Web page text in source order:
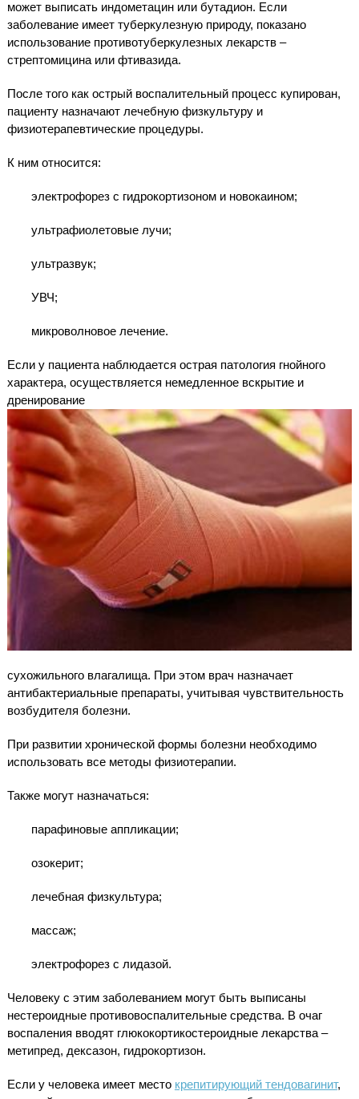
может выписать индометацин или бутадион. Если
заболевание имеет туберкулезную природу, показано
использование противотуберкулезных лекарств –
стрептомицина или фтивазида.
После того как острый воспалительный процесс купирован,
пациенту назначают лечебную физкультуру и
физиотерапевтические процедуры.
К ним относится:
электрофорез с гидрокортизоном и новокаином;
ультрафиолетовые лучи;
ультразвук;
УВЧ;
микроволновое лечение.
Если у пациента наблюдается острая патология гнойного
характера, осуществляется немедленное вскрытие и
дренирование
сухожильного влагалища. При этом врач назначает
антибактериальные препараты, учитывая чувствительность
возбудителя болезни.
При развитии хронической формы болезни необходимо
использовать все методы физиотерапии.
Также могут назначаться:
парафиновые аппликации;
озокерит;
лечебная физкультура;
массаж;
электрофорез с лидазой.
Человеку с этим заболеванием могут быть выписаны
нестероидные противовоспалительные средства. В очаг
воспаления вводят глюкокортикостероидные лекарства –
метипред, дексазон, гидрокортизон.
Если у человека имеет место крепитирующий тендовагинит,